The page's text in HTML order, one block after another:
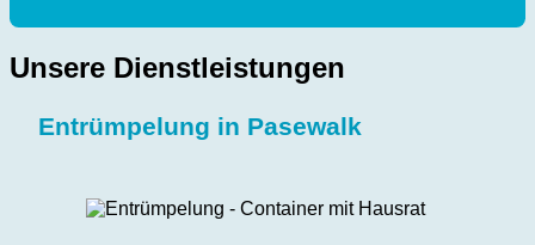
Unsere Dienstleistungen
Entrümpelung in Pasewalk